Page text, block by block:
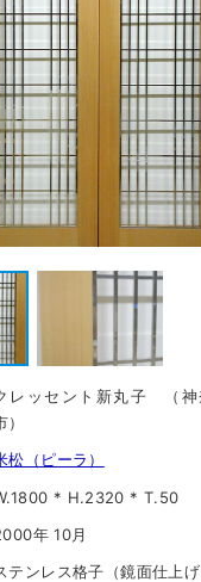
レッセント新丸子 （神
）
松（ピーラ）
* H.2320 * T.50
年 10月
テンレス格子（鏡面仕上げ